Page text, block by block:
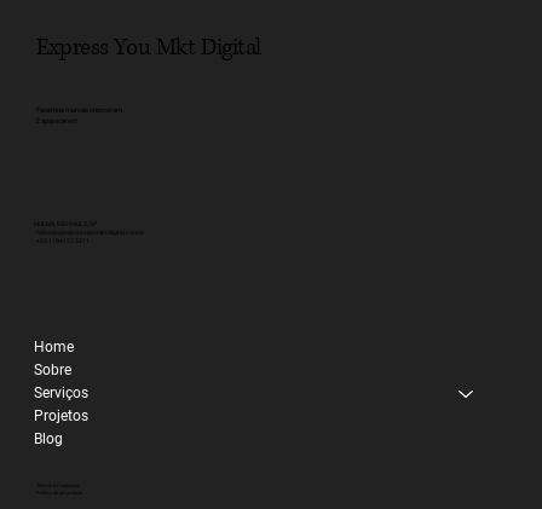
Express You Mkt Digital
Fazemos marcas crescerem.
E aparecerem.
Home
Sobre
Serviços
Projetos
Blog